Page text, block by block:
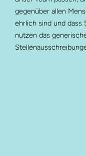
gegenüber allen
ehrlich sind und dass
nutzen das